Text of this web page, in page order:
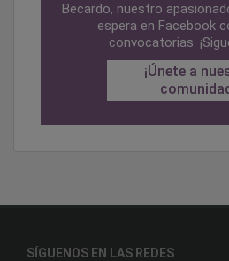
Becardo, nuestro
espera en Facebook
convocatorias.
¡Únete a
SÍGUENOS EN LAS REDES